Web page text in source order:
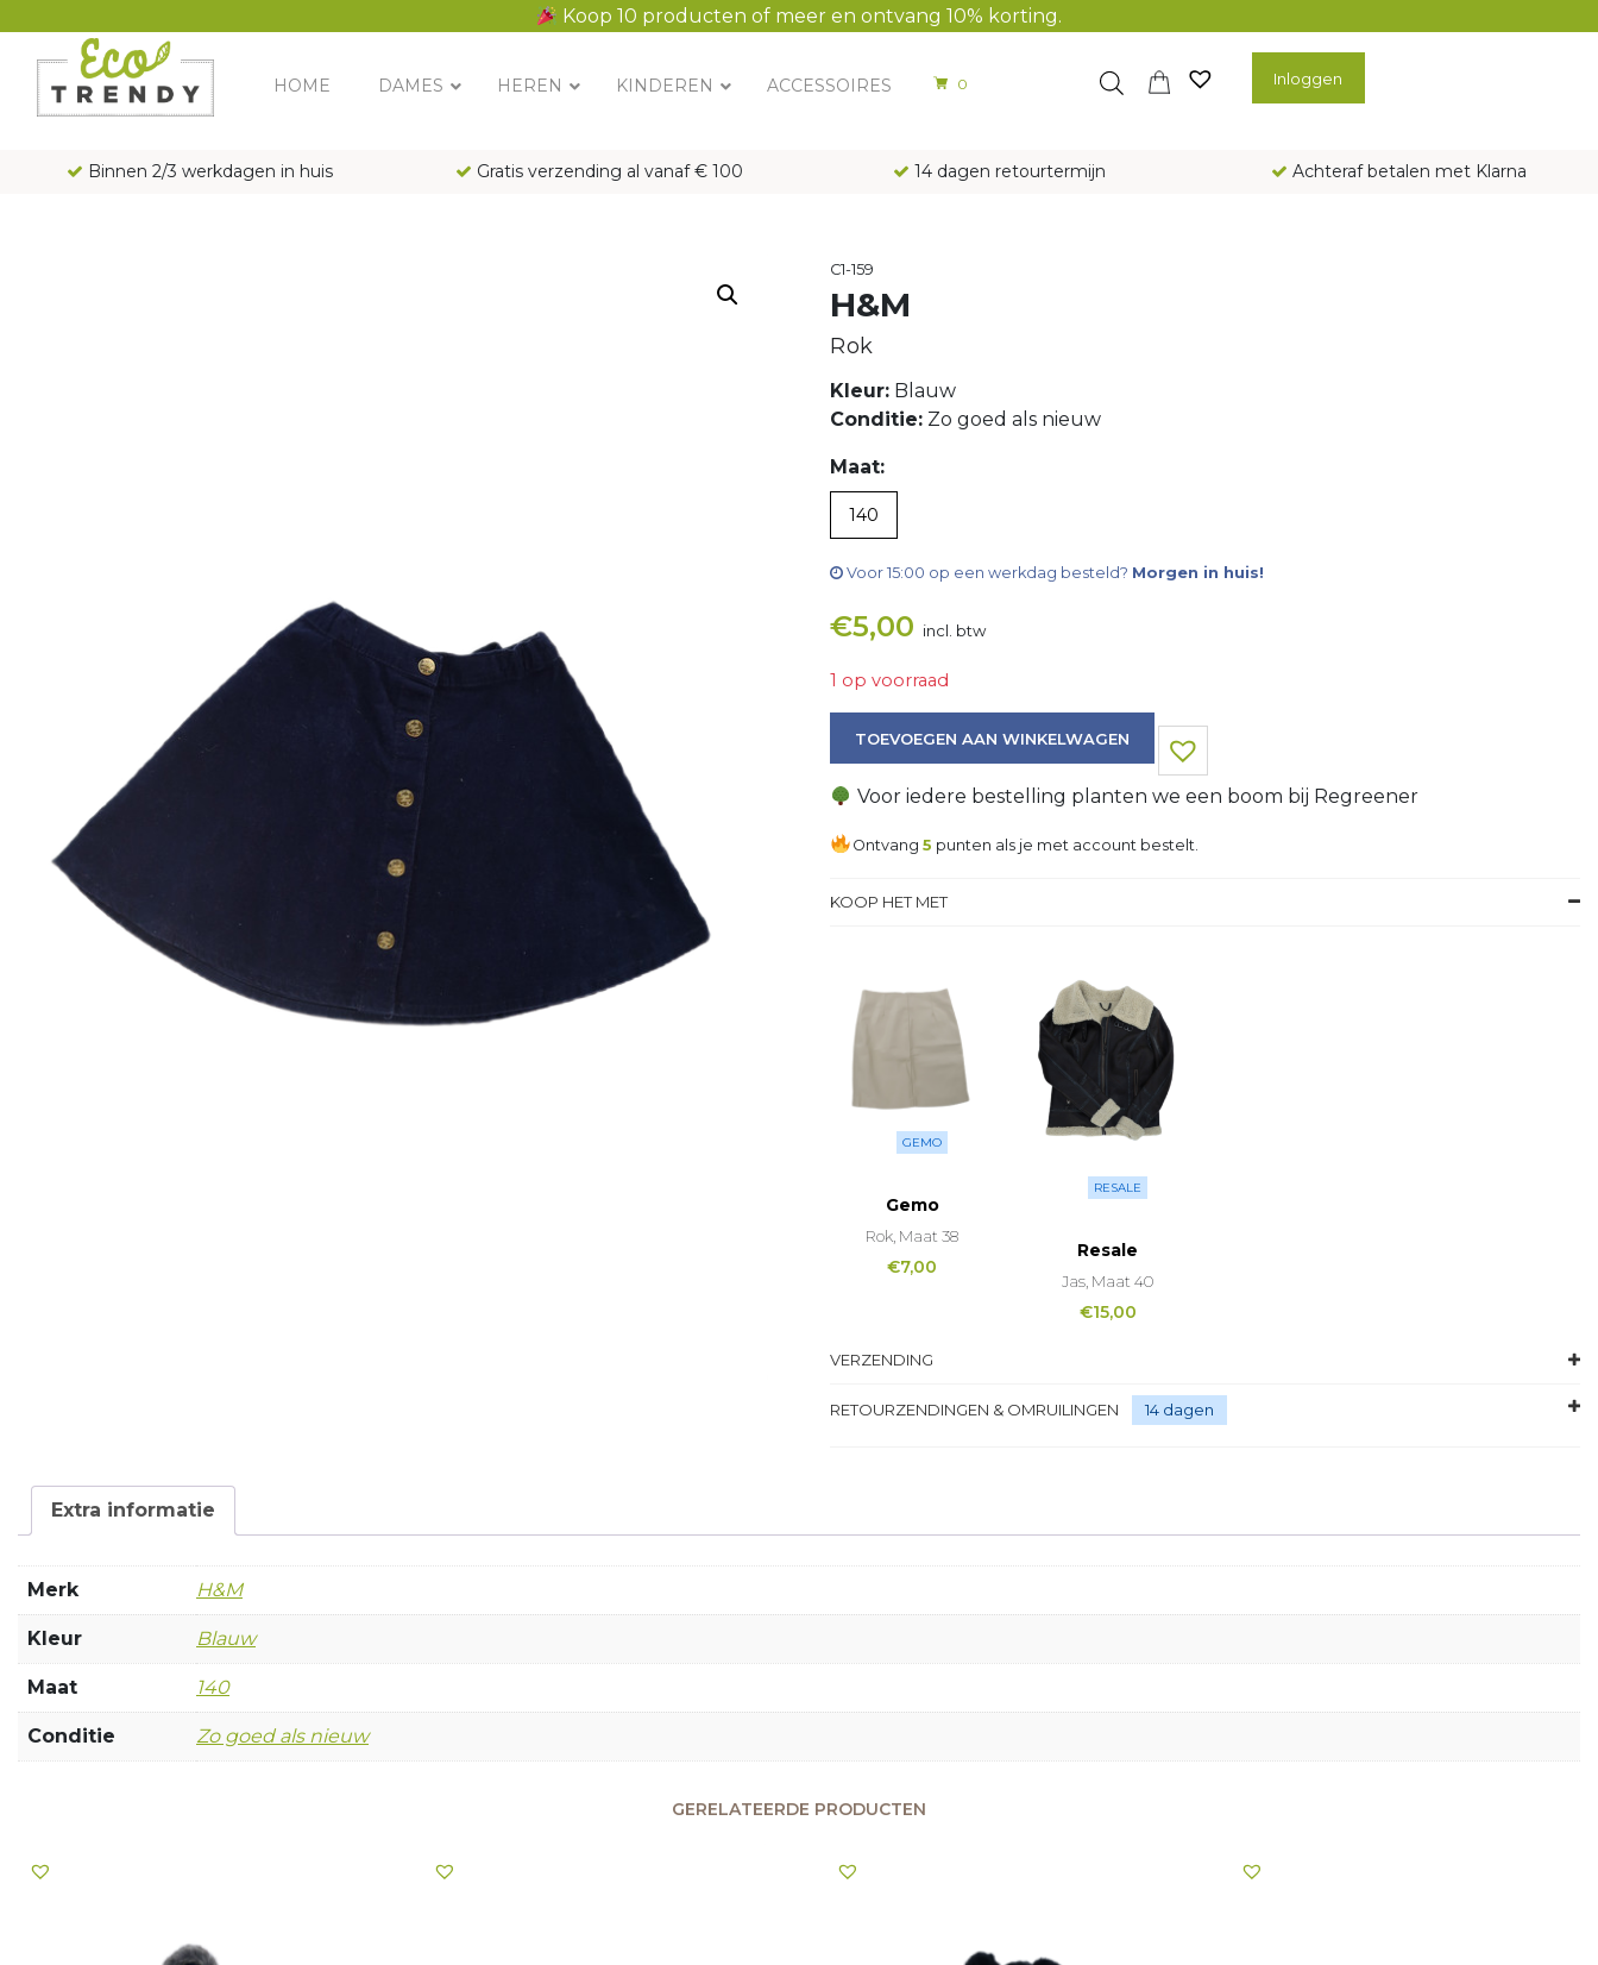
Koop 10 producten of meer en ontvang 10% korting.
Main Navigation
HOME DAMES HEREN KINDEREN ACCESSOIRES 0 Inloggen
Binnen 2/3 werkdagen in huis Gratis verzending al vanaf € 100 14 dagen retourtermijn Achteraf betalen met Klarna
C1-159
H&M
Rok
Kleur: Blauw
Conditie: Zo goed als nieuw
Maat:
140
Voor 15:00 op een werkdag besteld? Morgen in huis!
€5,00 incl. btw
1 op voorraad
TOEVOEGEN AAN WINKELWAGEN
Voor iedere bestelling planten we een boom bij Regreener
Ontvang 5 punten als je met account bestelt.
KOOP HET MET
GEMO
Gemo
Rok, Maat 38
€7,00
RESALE
Resale
Jas, Maat 40
€15,00
VERZENDING
RETOURZENDINGEN & OMRUILINGEN 14 dagen
Extra informatie
Merk H&M
Kleur Blauw
Maat 140
Conditie Zo goed als nieuw
GERELATEERDE PRODUCTEN